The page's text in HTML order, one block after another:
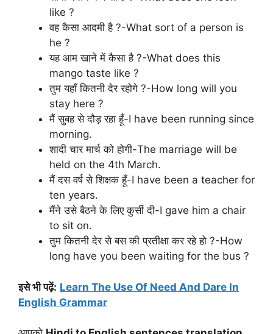
like ?
वह कैसा आदमी है ?-What sort of a person is
he ?
यह आम खाने में कैसा है ?-What does this
mango taste like ?
तुम यहाँ कितनी देर रहोगे ?-How long will you
stay here ?
मैं सुबह से दौड़ रहा हूँ-I have been running since
morning.
शादी चार मार्च को होगी-The marriage will be
held on the 4th March.
मैं दस वर्ष से शिक्षक हूँ-I have been a teacher for
ten years.
मैंने उसे बैठने के लिए कुर्सी दी-I gave him a chair
to sit on.
तुम कितनी देर से बस की प्रतीक्षा कर रहे हो ?-How
long have you been waiting for the bus ?
इसे भी पढ़ें: Learn The Use Of Need And Dare In
English Grammar